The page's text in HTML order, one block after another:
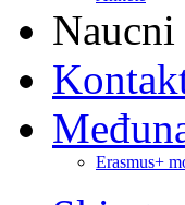
Naucni
Erasmus+